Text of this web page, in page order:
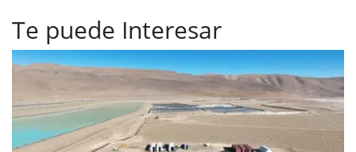
Te puede Interesar